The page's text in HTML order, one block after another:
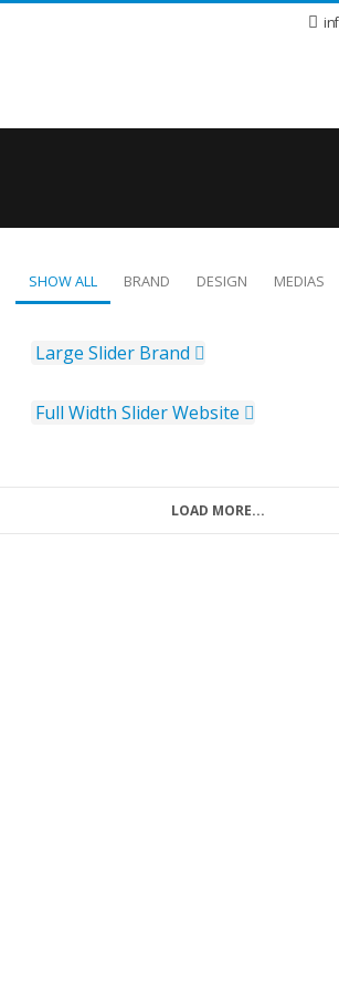
SHOW ALL BRAND DESIGN MEDIAS
Large Slider Brand
Full Width SliderWebsite
LOAD MORE...